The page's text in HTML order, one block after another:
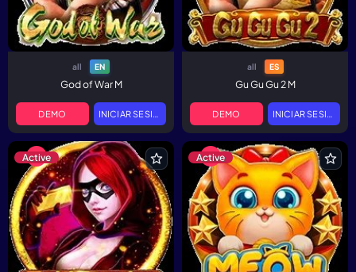
all EN
God of War M
DEMO INICIAR SESIÓN
all ES
Gu Gu Gu 2 M
DEMO INICIAR SESIÓN
Active Active